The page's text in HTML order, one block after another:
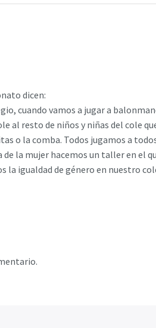
dicen:
cuando vamos a jugar a
al resto de niños y niñas del cole
o la comba. Todos jugamos a
la mujer hacemos un taller en el
igualdad de género en nuestro